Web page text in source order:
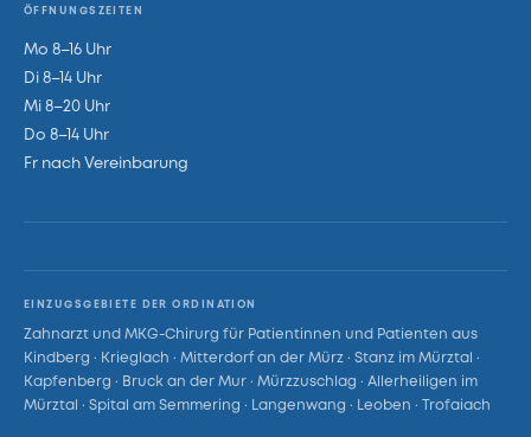
ÖFFNUNGSZEITEN
Mo 8–16 Uhr
Di 8–14 Uhr
Mi 8–20 Uhr
Do 8–14 Uhr
Fr nach Vereinbarung
EINZUGSGEBIETE DER ORDINATION
Zahnarzt und MKG-Chirurg für Patientinnen und Patienten aus
Kindberg · Krieglach · Mitterdorf an der Mürz · Stanz im Mürztal ·
Kapfenberg · Bruck an der Mur · Mürzzuschlag · Allerheiligen im
Mürztal · Spital am Semmering · Langenwang · Leoben · Trofaiach